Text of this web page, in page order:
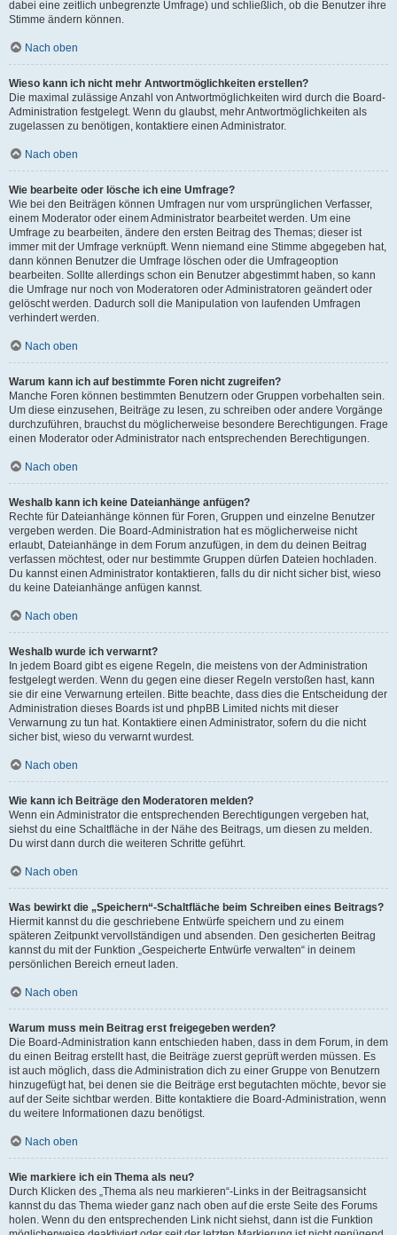
dabei eine zeitlich unbegrenzte Umfrage) und schließlich, ob die Benutzer ihre
Stimme ändern können.
Nach oben
Wieso kann ich nicht mehr Antwortmöglichkeiten erstellen?
Die maximal zulässige Anzahl von Antwortmöglichkeiten wird durch die Board-
Administration festgelegt. Wenn du glaubst, mehr Antwortmöglichkeiten als
zugelassen zu benötigen, kontaktiere einen Administrator.
Nach oben
Wie bearbeite oder lösche ich eine Umfrage?
Wie bei den Beiträgen können Umfragen nur vom ursprünglichen Verfasser,
einem Moderator oder einem Administrator bearbeitet werden. Um eine
Umfrage zu bearbeiten, ändere den ersten Beitrag des Themas; dieser ist
immer mit der Umfrage verknüpft. Wenn niemand eine Stimme abgegeben hat,
dann können Benutzer die Umfrage löschen oder die Umfrageoption
bearbeiten. Sollte allerdings schon ein Benutzer abgestimmt haben, so kann
die Umfrage nur noch von Moderatoren oder Administratoren geändert oder
gelöscht werden. Dadurch soll die Manipulation von laufenden Umfragen
verhindert werden.
Nach oben
Warum kann ich auf bestimmte Foren nicht zugreifen?
Manche Foren können bestimmten Benutzern oder Gruppen vorbehalten sein.
Um diese einzusehen, Beiträge zu lesen, zu schreiben oder andere Vorgänge
durchzuführen, brauchst du möglicherweise besondere Berechtigungen. Frage
einen Moderator oder Administrator nach entsprechenden Berechtigungen.
Nach oben
Weshalb kann ich keine Dateianhänge anfügen?
Rechte für Dateianhänge können für Foren, Gruppen und einzelne Benutzer
vergeben werden. Die Board-Administration hat es möglicherweise nicht
erlaubt, Dateianhänge in dem Forum anzufügen, in dem du deinen Beitrag
verfassen möchtest, oder nur bestimmte Gruppen dürfen Dateien hochladen.
Du kannst einen Administrator kontaktieren, falls du dir nicht sicher bist, wieso
du keine Dateianhänge anfügen kannst.
Nach oben
Weshalb wurde ich verwarnt?
In jedem Board gibt es eigene Regeln, die meistens von der Administration
festgelegt werden. Wenn du gegen eine dieser Regeln verstoßen hast, kann
sie dir eine Verwarnung erteilen. Bitte beachte, dass dies die Entscheidung der
Administration dieses Boards ist und phpBB Limited nichts mit dieser
Verwarnung zu tun hat. Kontaktiere einen Administrator, sofern du die nicht
sicher bist, wieso du verwarnt wurdest.
Nach oben
Wie kann ich Beiträge den Moderatoren melden?
Wenn ein Administrator die entsprechenden Berechtigungen vergeben hat,
siehst du eine Schaltfläche in der Nähe des Beitrags, um diesen zu melden.
Du wirst dann durch die weiteren Schritte geführt.
Nach oben
Was bewirkt die „Speichern“-Schaltfläche beim Schreiben eines Beitrags?
Hiermit kannst du die geschriebene Entwürfe speichern und zu einem
späteren Zeitpunkt vervollständigen und absenden. Den gesicherten Beitrag
kannst du mit der Funktion „Gespeicherte Entwürfe verwalten“ in deinem
persönlichen Bereich erneut laden.
Nach oben
Warum muss mein Beitrag erst freigegeben werden?
Die Board-Administration kann entschieden haben, dass in dem Forum, in dem
du einen Beitrag erstellt hast, die Beiträge zuerst geprüft werden müssen. Es
ist auch möglich, dass die Administration dich zu einer Gruppe von Benutzern
hinzugefügt hat, bei denen sie die Beiträge erst begutachten möchte, bevor sie
auf der Seite sichtbar werden. Bitte kontaktiere die Board-Administration, wenn
du weitere Informationen dazu benötigst.
Nach oben
Wie markiere ich ein Thema als neu?
Durch Klicken des „Thema als neu markieren“-Links in der Beitragsansicht
kannst du das Thema wieder ganz nach oben auf die erste Seite des Forums
holen. Wenn du den entsprechenden Link nicht siehst, dann ist die Funktion